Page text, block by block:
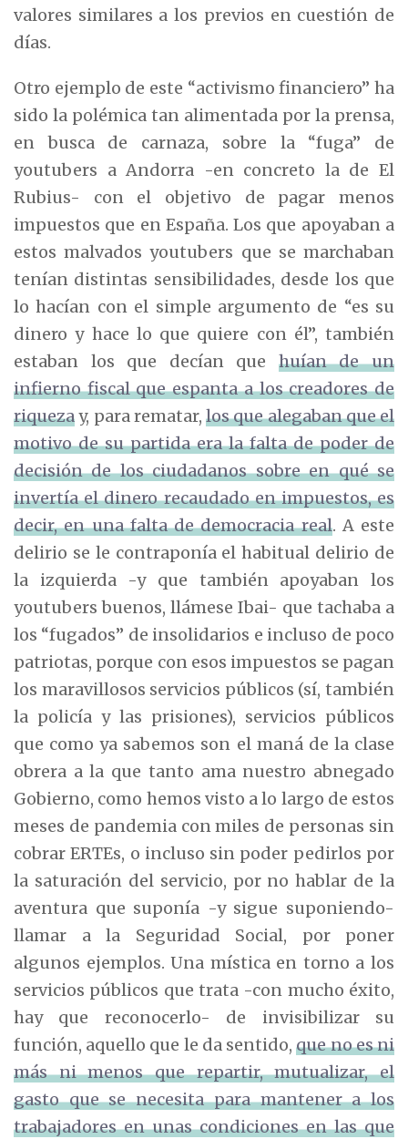
valores similares a los previos en cuestión de
días.
Otro ejemplo de este “activismo financiero” ha
sido la polémica tan alimentada por la prensa,
en busca de carnaza, sobre la “fuga” de
youtubers a Andorra -en concreto la de El
Rubius- con el objetivo de pagar menos
impuestos que en España. Los que apoyaban a
estos malvados youtubers que se marchaban
tenían distintas sensibilidades, desde los que
lo hacían con el simple argumento de “es su
dinero y hace lo que quiere con él”, también
estaban los que decían que huían de un
infierno fiscal que espanta a los creadores de
riquezay, para rematar, los que alegaban que el
motivo de su partida era la falta de poder de
decisión de los ciudadanos sobre en qué se
invertía el dinero recaudado en impuestos, es
decir, en una falta de democracia real. A este
delirio se le contraponía el habitual delirio de
la izquierda -y que también apoyaban los
youtubers buenos, llámese Ibai- que tachaba a
los “fugados” de insolidarios e incluso de poco
patriotas, porque con esos impuestos se pagan
los maravillosos servicios públicos (sí, también
la policía y las prisiones), servicios públicos
que como ya sabemos son el maná de la clase
obrera a la que tanto ama nuestro abnegado
Gobierno, como hemos visto a lo largo de estos
meses de pandemia con miles de personas sin
cobrar ERTEs, o incluso sin poder pedirlos por
la saturación del servicio, por no hablar de la
aventura que suponía -y sigue suponiendo-
llamar a la Seguridad Social, por poner
algunos ejemplos. Una mística en torno a los
servicios públicos que trata -con mucho éxito,
hay que reconocerlo- de invisibilizar su
función, aquello que le da sentido,que no es ni
más ni menos que repartir, mutualizar, el
gasto que se necesita para mantener a los
trabajadores en unas condiciones en las que